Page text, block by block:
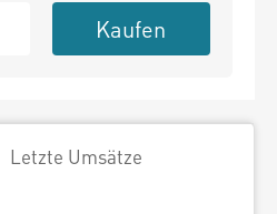
Kaufen
Letzte Umsätze